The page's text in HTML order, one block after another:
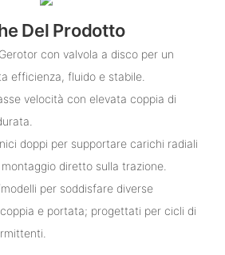
Del Prodotto
con valvola a disco per un
efficienza, fluido e stabile.
velocità con elevata coppia di
doppi per supportare carichi radiali
diretto sulla trazione.
per soddisfare diverse
e portata; progettati per cicli di